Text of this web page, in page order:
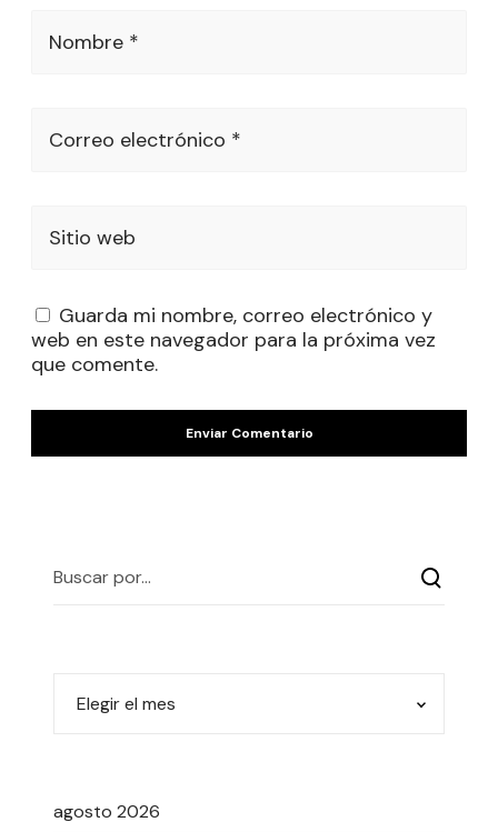
Nombre *
Correo electrónico *
Sitio web
Guarda mi nombre, correo electrónico y
web en este navegador para la próxima vez
que comente.
agosto 2026